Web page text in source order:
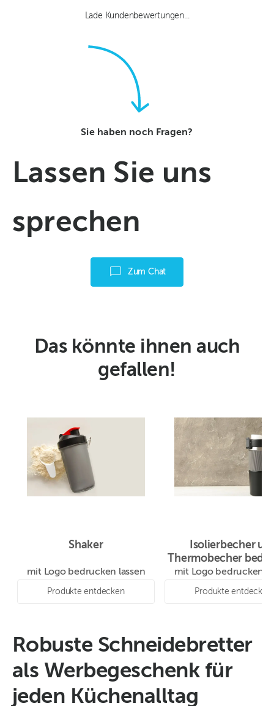
Lade Kundenbewertungen...
Sie haben noch Fragen?
Lassen Sie uns
sprechen
Zum Chat
Das könnte ihnen auch
gefallen!
Shaker
mit Logo bedrucken lassen
Produkte entdecken
Isolierbecher
Thermobecher
mit Logo als
mit Logo bedrucken
Produkte entdecken
Robuste Schneidebretter
als Werbegeschenk für
jeden Küchenalltag